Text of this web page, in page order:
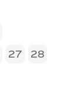
27
28